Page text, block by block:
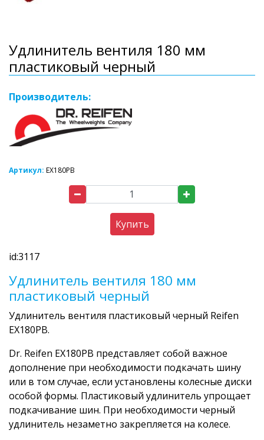
Удлинитель вентиля 180 мм
пластиковый черный
Производитель:
Артикул: EX180PВ
Купить
id:3117
Удлинитель вентиля 180 мм
пластиковый черный
Удлинитель вентиля пластиковый черный Reifen
EX180PВ.
Dr. Reifen EX180PВ представляет собой важное
дополнение при необходимости подкачать шину
или в том случае, если установлены колесные диски
особой формы. Пластиковый удлинитель упрощает
подкачивание шин. При необходимости черный
удлинитель незаметно закрепляется на колесе.